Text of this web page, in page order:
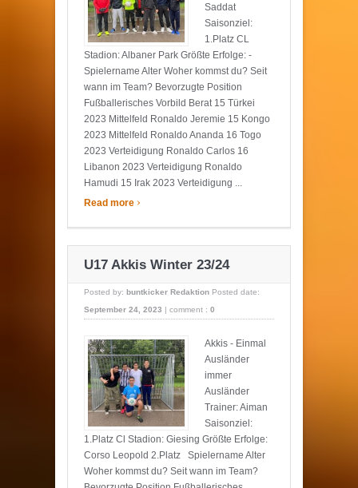
Saddat
Saisonziel:
1.Platz CL
Stadion: Albaner Park Größte Erfolge: -
Spielername Alter Woher kommst du? Seit
wann im Team? Bevorzugte Position
Fußballerisches Vorbild Berat 15 Türkei
2023 Mittelfeld Ronaldo Jeremie 15 Kongo
2023 Mittelfeld Ronaldo Ananda 16 Togo
2023 Verteidigung Ronaldo Carlos 16
Libanon 2023 Verteidigung Ronaldo
Hamudi 15 Irak 2023 Verteidigung ...
Read more ›
U17 Akkis Winter 23/24
Posted by: buntkicker Redaktion Posted date:
September 24, 2023 | comment : 0
Akkis - Einmal
Ausländer
immer
Ausländer
Trainer: Aiman
Saisonziel:
1.Platz Cl Stadion: Giesing Größte Erfolge:
Corso Leopold 2.Platz Spielername Alter
Woher kommst du? Seit wann im Team?